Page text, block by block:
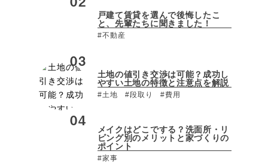
戸建て賃貸を選んで後悔したこ
と、先輩たちに聞きました！
#不動産
土地の値引き交渉は可能？成功し
やすい土地の特徴と注意点を解説
#土地 #段取り #費用
メイクはどこでする？洗面所・リ
ビング別のメリットと家づくりの
ポイント
#家事